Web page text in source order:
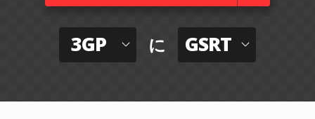
3GP に GSRT